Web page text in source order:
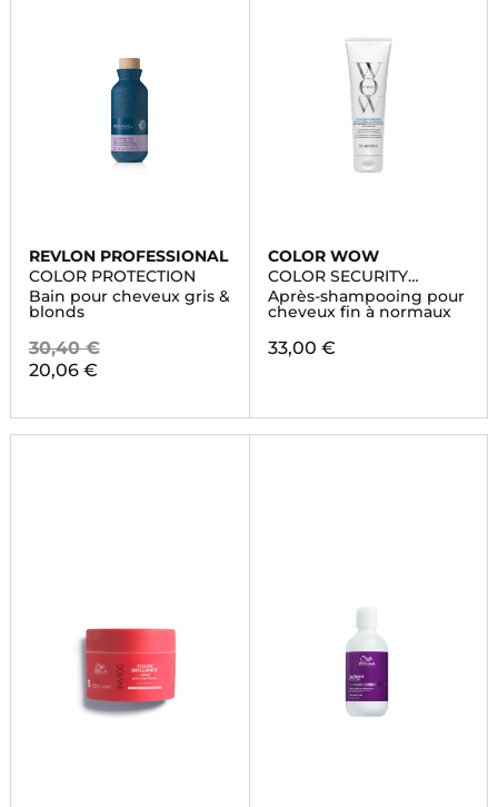
REVLON PROFESSIONAL
COLOR PROTECTION
Bain pour cheveux gris &
blonds
30,40 €
20,06 €
COLOR WOW
COLOR SECURITY
CONDITIONER
Après-shampooing pour
cheveux fin à normaux
33,00 €